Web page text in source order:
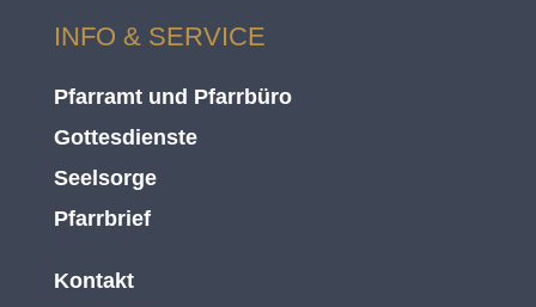
INFO & SERVICE
Pfarramt und Pfarrbüro
Gottesdienste
Seelsorge
Pfarrbrief
Kontakt